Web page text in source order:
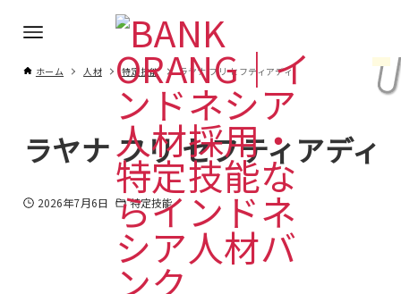
ホーム 人材 特定技能 ラヤナ フリ セフティアディ
ラヤナ フリ セフティアディ
2026年7月6日 特定技能